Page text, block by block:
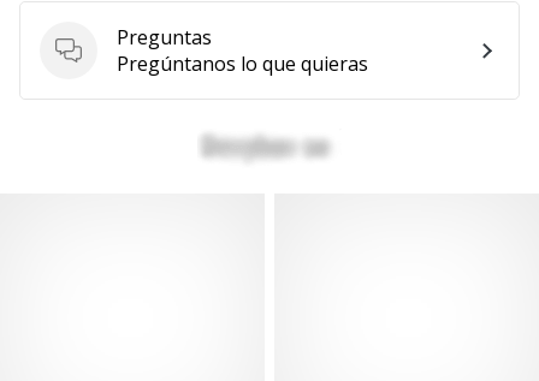
Preguntas
Preguntas
Pregúntanos lo que quieras